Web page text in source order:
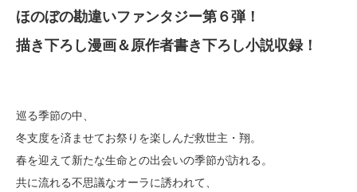
ほのぼの勘違いファンタジー第６弾！
描き下ろし漫画＆原作者書き下ろし小説収録！
巡る季節の中、
冬支度を済ませてお祭りを楽しんだ救世主・翔。
春を迎えて新たな生命との出会いの季節が訪れる。
共に流れる不思議なオーラに誘われて、